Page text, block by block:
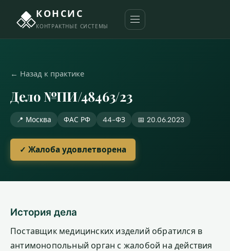
КОНСИС
КОНТРАКТНЫЕ СИСТЕМЫ
← Назад к практике
Дело №ПИ/48463/23
📍 Москва ФАС РФ 44-ФЗ 📅 20.06.2023
✓ Жалоба удовлетворена
История дела
Поставщик медицинских изделий обратился в
антимонопольный орган с жалобой на действия